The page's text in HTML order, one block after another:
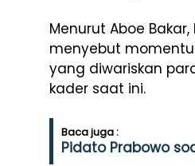
Menurut Aboe
menyebut
yang diwariskan
kader saat ini.
Baca juga :
Pidato Prabowo